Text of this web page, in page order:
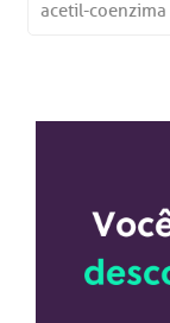
acetil-coenzima